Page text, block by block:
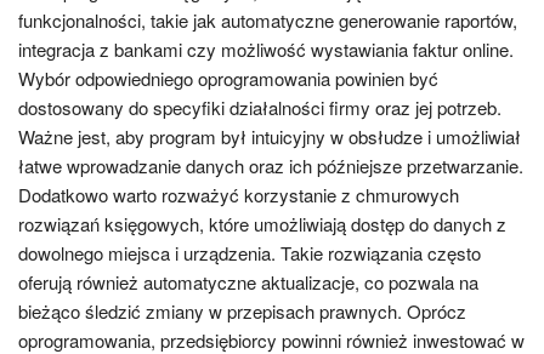
funkcjonalności, takie jak automatyczne generowanie raportów,
integracja z bankami czy możliwość wystawiania faktur online.
Wybór odpowiedniego oprogramowania powinien być
dostosowany do specyfiki działalności firmy oraz jej potrzeb.
Ważne jest, aby program był intuicyjny w obsłudze i umożliwiał
łatwe wprowadzanie danych oraz ich późniejsze przetwarzanie.
Dodatkowo warto rozważyć korzystanie z chmurowych
rozwiązań księgowych, które umożliwiają dostęp do danych z
dowolnego miejsca i urządzenia. Takie rozwiązania często
oferują również automatyczne aktualizacje, co pozwala na
bieżąco śledzić zmiany w przepisach prawnych. Oprócz
oprogramowania, przedsiębiorcy powinni również inwestować w